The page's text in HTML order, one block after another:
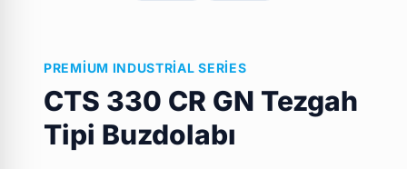
PREMIUM INDUSTRIAL SERIES
CTS 330 CR GN Tezgah
Tipi Buzdolabı